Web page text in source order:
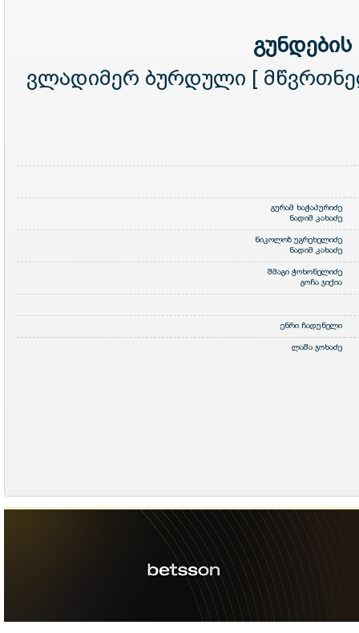
ვლადიმერ ბურდული [
გურამ ხაჭაპურიძე
ნადიმ კახაძე
ნიკოლოზ უგრეხელიძე
ნადიმ კახაძე
შმაგი ჭოხონელიძე
გოჩა ჯიქია
ენრი ჩადუნელი
ლაშა ჯოხაძე